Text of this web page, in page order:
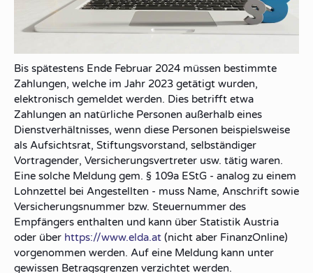
Bis spätestens Ende Februar 2024 müssen bestimmte
Zahlungen, welche im Jahr 2023 getätigt wurden,
elektronisch gemeldet werden. Dies betrifft etwa
Zahlungen an natürliche Personen außerhalb eines
Dienstverhältnisses, wenn diese Personen beispielsweise
als Aufsichtsrat, Stiftungsvorstand, selbständiger
Vortragender, Versicherungsvertreter usw. tätig waren.
Eine solche Meldung gem. § 109a EStG - analog zu einem
Lohnzettel bei Angestellten - muss Name, Anschrift sowie
Versicherungsnummer bzw. Steuernummer des
Empfängers enthalten und kann über Statistik Austria
oder über https://www.elda.at (nicht aber FinanzOnline)
vorgenommen werden. Auf eine Meldung kann unter
gewissen Betragsgrenzen verzichtet werden.